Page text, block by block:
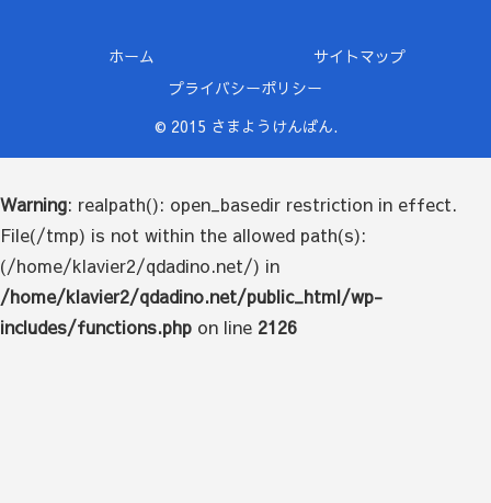
ホーム
サイトマップ
プライバシーポリシー
© 2015 さまようけんばん.
Warning: realpath(): open_basedir restriction in effect.
File(/tmp) is not within the allowed path(s):
(/home/klavier2/qdadino.net/) in
/home/klavier2/qdadino.net/public_html/wp-
includes/functions.php on line 2126